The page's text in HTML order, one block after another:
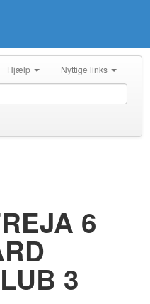
Hjælp Nyttige links
6
3